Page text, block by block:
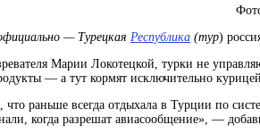
— Турецкая Республика (тур)
Марии Локотецкой, турки не
— а тут кормят исключительно
что раньше всегда отдыхала в Турции по
когда разрешат авиасообщение», —